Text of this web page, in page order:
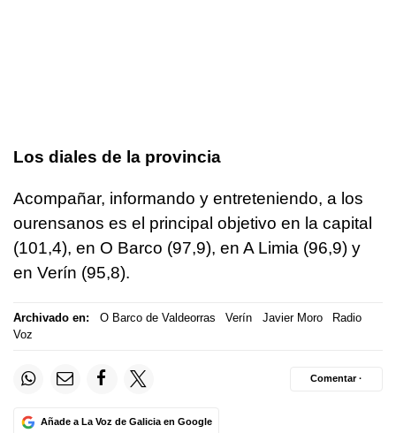
Los diales de la provincia
Acompañar, informando y entreteniendo, a los
ourensanos es el principal objetivo en la capital
(101,4), en O Barco (97,9), en A Limia (96,9) y
en Verín (95,8).
Archivado en: O Barco de Valdeorras Verín Javier Moro
Radio
Voz
Añade a La Voz de Galicia en Google
Comentar ·